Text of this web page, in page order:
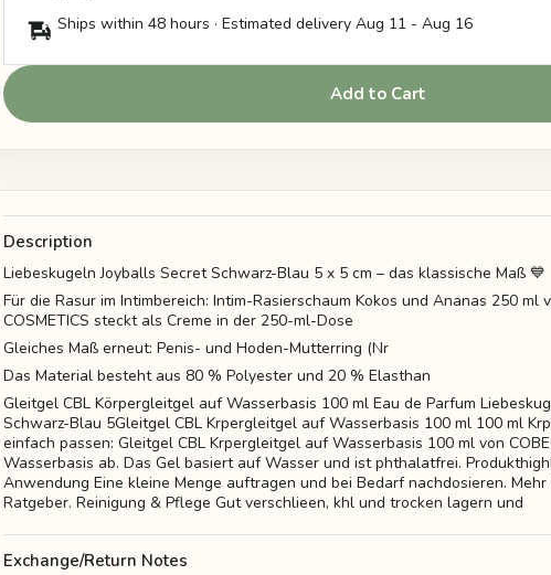
Ships within 48 hours · Estimated delivery Aug 11 - Aug 16
Add to Cart
Description
Liebeskugeln Joyballs Secret Schwarz-Blau 5 x 5 cm – das klassische Maß 💙
Für die Rasur im Intimbereich: Intim-Rasierschaum Kokos und Ananas 250 ml
COSMETICS steckt als Creme in der 250-ml-Dose
Gleiches Maß erneut: Penis- und Hoden-Mutterring (Nr
Das Material besteht aus 80 % Polyester und 20 % Elasthan
Gleitgel CBL Körpergleitgel auf Wasserbasis 100 ml Eau de Parfum
Schwarz-Blau 5Gleitgel CBL Krpergleitgel auf Wasserbasis 100 ml 100 ml
einfach passen: Gleitgel CBL Krpergleitgel auf Wasserbasis 100 ml von
Wasserbasis ab. Das Gel basiert auf Wasser und ist phthalatfrei.
Anwendung Eine kleine Menge auftragen und bei Bedarf nachdosieren.
Ratgeber. Reinigung & Pflege Gut verschlieen, khl und trocken lagern und
Exchange/Return Notes